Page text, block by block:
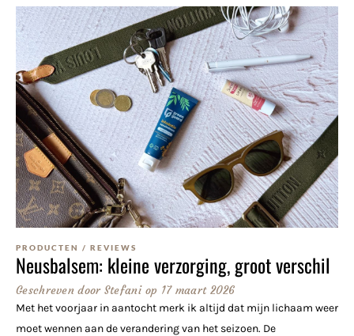
PRODUCTEN / REVIEWS
Neusbalsem: kleine verzorging, groot verschil
Geschreven doorStefani op 17 maart 2026
Met het voorjaar in aantocht merk ik altijd dat mijn lichaam weer
moet wennen aan de verandering van het seizoen. De